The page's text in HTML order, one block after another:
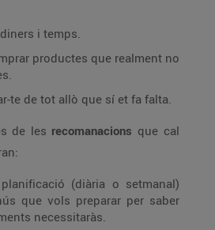
i temps.
productes que realment no
te de tot allò que sí et fa falta.
de les recomanacions que cal
(diària o setmanal)
que vols preparar per saber
necessitaràs.